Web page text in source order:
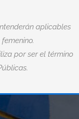
aplicables
por ser el término